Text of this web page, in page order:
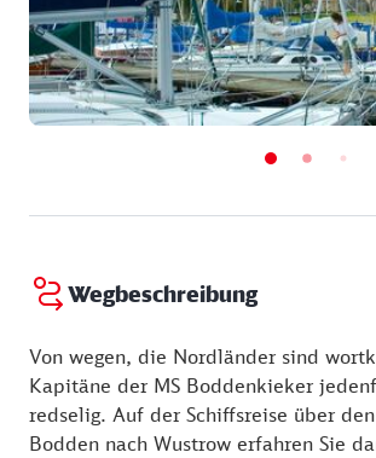
Wegbeschreibung
Von wegen, die Nordländer sind
Kapitäne der MS Boddenkieker
redselig. Auf der Schiffsreise über
Bodden nach Wustrow erfahren Sie